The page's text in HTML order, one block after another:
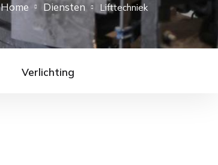
Home Diensten Lifttechniek
Verlichting